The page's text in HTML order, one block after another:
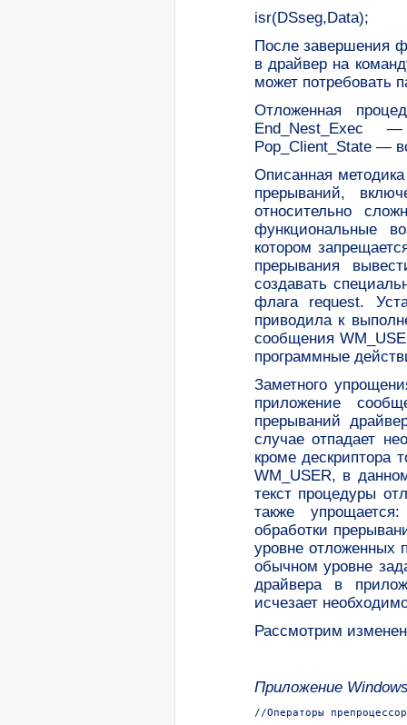
isr(DSseg,Data);
После завершения
в драйвер на
может потребовать
Отложенная
End_Nest_Exec
Pop_Client_State —
Описанная
прерываний,
относительно
функциональные
котором
прерывания
создавать
флага request.
приводила к
сообщения
программные
Заметного
приложение
прерываний
случае отпадает
кроме дескриптора
WM_USER, в
текст процедуры
также
обработки
уровне отложенных
обычном уровне
драйвера в
исчезает
Рассмотрим
Приложение
//Операторы